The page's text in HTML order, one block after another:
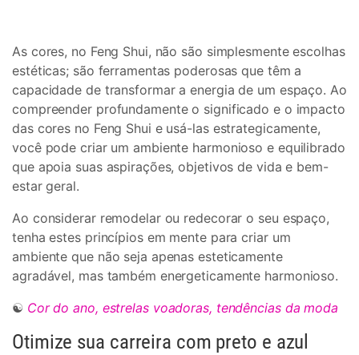
As cores, no Feng Shui, não são simplesmente escolhas
estéticas; são ferramentas poderosas que têm a
capacidade de transformar a energia de um espaço. Ao
compreender profundamente o significado e o impacto
das cores no Feng Shui e usá-las estrategicamente,
você pode criar um ambiente harmonioso e equilibrado
que apoia suas aspirações, objetivos de vida e bem-
estar geral.
Ao considerar remodelar ou redecorar o seu espaço,
tenha estes princípios em mente para criar um
ambiente que não seja apenas esteticamente
agradável, mas também energeticamente harmonioso.
☯ Cor do ano, estrelas voadoras, tendências da moda
Otimize sua carreira com preto e azul